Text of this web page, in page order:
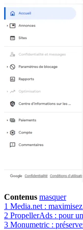
Contenus masquer
1 Media.net :
2 PropellerAds : pour
3 Monumetric :